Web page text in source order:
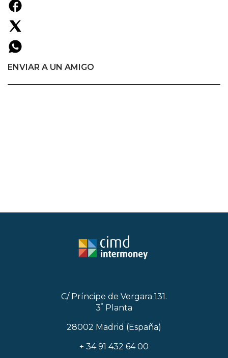
ENVIAR A UN AMIGO
C/ Príncipe de Vergara 131.
3ª Planta
28002 Madrid (España)
+ 34 91 432 64 00